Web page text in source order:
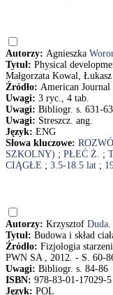
Autorzy: Agnieszka
Tytuł: Physical
Małgorzata Kowal,
Źródło: American
Uwagi: 3 ryc., 4 tab.
Uwagi: Bibliogr. s. 631-
Uwagi: Streszcz. ang.
Język: ENG
Słowa kluczowe:
SZKOLNY) ; PŁEĆ Ż. ;
CIĄGŁE ; 3.5-18.5 lat ;
Autorzy: Krzysztof Duda.
Tytuł: Budowa i skład
Źródło: Fizjologia
PWN SA , 2012. - S. 60-
Uwagi: Bibliogr. s. 84-86
ISBN: 978-83-01-17029-5
Język: POL